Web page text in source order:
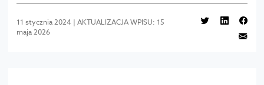
11 stycznia 2024 | AKTUALIZACJA WPISU: 15
maja 2026